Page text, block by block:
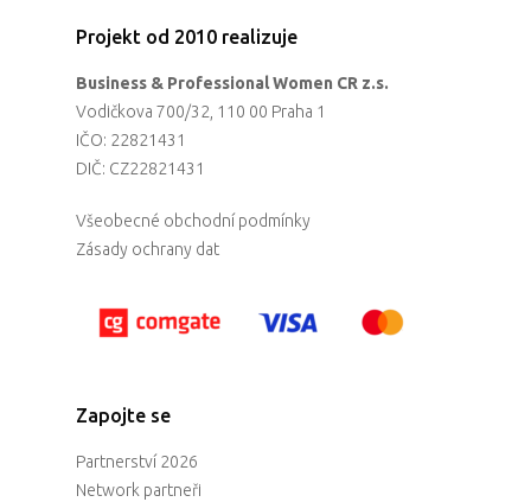
Projekt od 2010 realizuje
Business & Professional Women CR z.s.
Vodičkova 700/32, 110 00 Praha 1
IČO: 22821431
DIČ: CZ22821431
Všeobecné obchodní podmínky
Zásady ochrany dat
Zapojte se
Partnerství 2026
Network partneři